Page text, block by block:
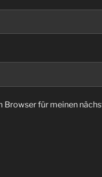
Browser für meinen